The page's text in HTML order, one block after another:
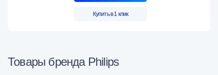
Купить в 1 клик
Товары бренда Philips